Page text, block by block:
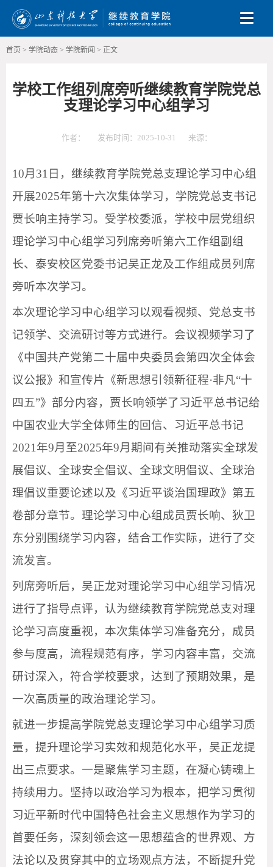
Toggle
首页 > 学院动态 > 学院新闻 > 正文
学校工作组列席旁听继续教育学院党总
支理论学习中心组学习
作者： 发布时间：2025-10-31 来源：
10月31日，继续教育学院党总支理论学习中心组
开展2025年第十六次集体学习，学院党总支书记
贾长响主持学习。受学校委派，学校中层党组织
理论学习中心组学习列席旁听第六工作组副组
长、泰安校区党委书记吴正龙及工作组成员列席
旁听本次学习。
本次理论学习中心组学习以观看视频、党总支书
记领学、交流研讨等方式进行。会议视频学习了
《中国共产党第二十届中央委员会第四次全体会
议公报》和宣传片《新思想引领新征程·非凡“十
四五”》部分内容，贾长响领学了习近平总书记给
中国农业大学全体师生的回信、习近平总书记
2021年9月至2025年9月期间有关推动落实全球发
展倡议、全球安全倡议、全球文明倡议、全球治
理倡议重要论述以及《习近平谈治国理政》第五
卷部分章节。理论学习中心组成员贾长响、狄卫
东分别围绕学习内容，结合工作实际，进行了交
流发言。
列席旁听后，吴正龙对理论学习中心组学习情况
进行了指导点评，认为继续教育学院党总支对理
论学习高度重视，本次集体学习准备充分，成员
参与度高，流程规范有序，学习内容丰富，交流
研讨深入，符合学校要求，达到了预期效果，是
一次高质量的政治理论学习。
就进一步提高学院党总支理论学习中心组学习质
量，提升理论学习实效和规范化水平，吴正龙提
出三点要求。一是聚焦学习主题，在凝心铸魂上
持续用力。坚持以政治学习为根本，把学习贯彻
习近平新时代中国特色社会主义思想作为学习的
首要任务，深刻领会这一思想蕴含的世界观、方
法论以及贯穿其中的立场观点方法，不断提升党